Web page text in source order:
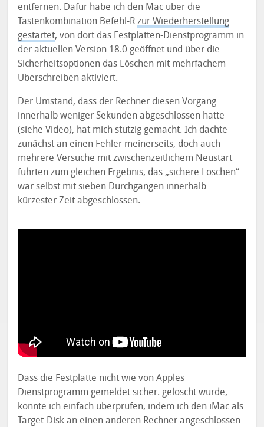
entfernen. Dafür habe ich den Mac über die
Tastenkombination Befehl-R zur Wiederherstellung
gestartet, von dort das Festplatten-Dienstprogramm in
der aktuellen Version 18.0 geöffnet und über die
Sicherheitsoptionen das Löschen mit mehrfachem
Überschreiben aktiviert.
Der Umstand, dass der Rechner diesen Vorgang
innerhalb weniger Sekunden abgeschlossen hatte
(siehe Video), hat mich stutzig gemacht. Ich dachte
zunächst an einen Fehler meinerseits, doch auch
mehrere Versuche mit zwischenzeitlichem Neustart
führten zum gleichen Ergebnis, das „sichere Löschen“
war selbst mit sieben Durchgängen innerhalb
kürzester Zeit abgeschlossen.
Dass die Festplatte nicht wie von Apples
Dienstprogramm gemeldet sicher. gelöscht wurde,
konnte ich einfach überprüfen, indem ich den iMac als
Target-Disk an einen anderen Rechner angeschlossen